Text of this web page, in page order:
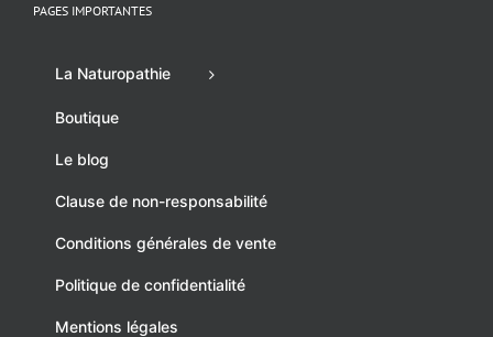
PAGES IMPORTANTES
La Naturopathie
Boutique
Le blog
Clause de non-responsabilité
Conditions générales de vente
Politique de confidentialité
Mentions légales